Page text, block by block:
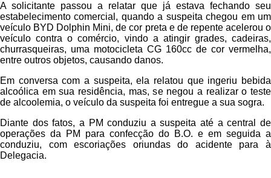
A solicitante passou a relatar que já estava fechando seu
estabelecimento comercial, quando a suspeita chegou em um
veículo BYD Dolphin Mini, de cor preta e de repente acelerou o
veículo contra o comércio, vindo a atingir grades, cadeiras,
churrasqueiras, uma motocicleta CG 160cc de cor vermelha,
entre outros objetos, causando danos.
Em conversa com a suspeita, ela relatou que ingeriu bebida
alcoólica em sua residência, mas, se negou a realizar o teste
de alcoolemia, o veículo da suspeita foi entregue a sua sogra.
Diante dos fatos, a PM conduziu a suspeita até a central de
operações da PM para confecção do B.O. e em seguida a
conduziu, com escoriações oriundas do acidente para à
Delegacia.